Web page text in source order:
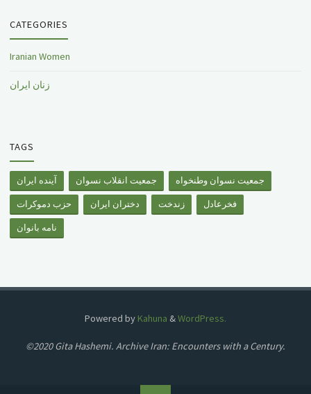
CATEGORIES
Iranian Women
زنان ایران
TAGS
آینده ایران جمعیت انقلاب نسوان
جمعیت نسوان وطنخواه
حزب دموکرات
دختران ایران زندخت
فخرعادل
نامه بانوان
Powered by Kahuna &WordPress.
©2020 Gita Hashemi. Archive Iran: Encounters with a Century.